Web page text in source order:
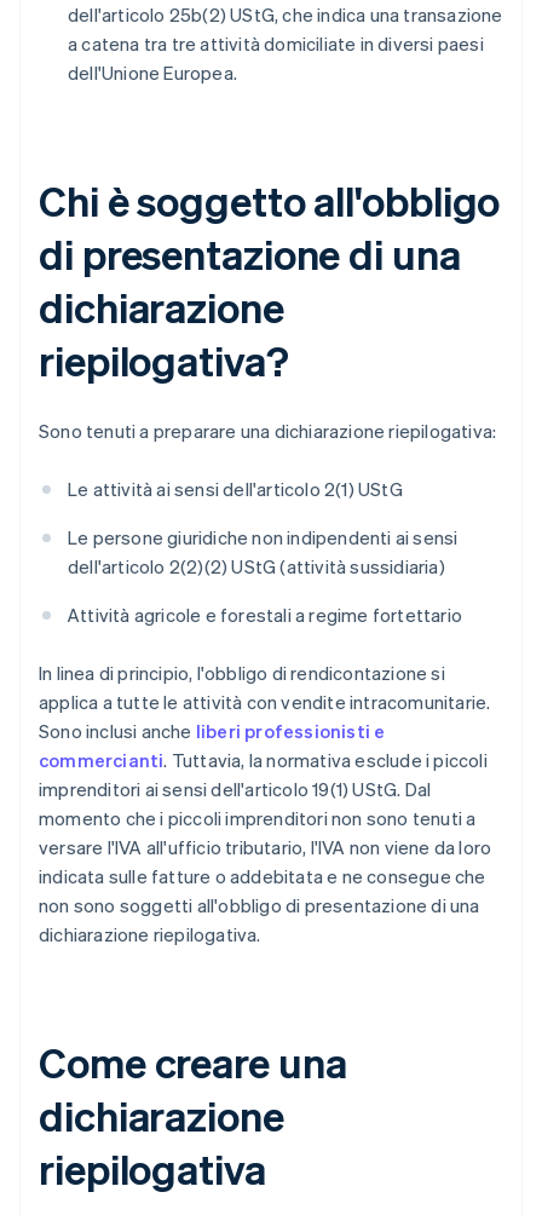
dell'articolo 25b(2) UStG, che indica una transazione
a catena tra tre attività domiciliate in diversi paesi
dell'Unione Europea.
Chi è soggetto all'obbligo
di presentazione di una
dichiarazione
riepilogativa?
Sono tenuti a preparare una dichiarazione riepilogativa:
Le attività ai sensi dell'articolo 2(1) UStG
Le persone giuridiche non indipendenti ai sensi
dell'articolo 2(2)(2) UStG (attività sussidiaria)
Attività agricole e forestali a regime fortettario
In linea di principio, l'obbligo di rendicontazione si
applica a tutte le attività con vendite intracomunitarie.
Sono inclusi anche liberi professionisti e
commercianti. Tuttavia, la normativa esclude i piccoli
imprenditori ai sensi dell'articolo 19(1) UStG. Dal
momento che i piccoli imprenditori non sono tenuti a
versare l'IVA all'ufficio tributario, l'IVA non viene da loro
indicata sulle fatture o addebitata e ne consegue che
non sono soggetti all'obbligo di presentazione di una
dichiarazione riepilogativa.
Come creare una
dichiarazione
riepilogativa